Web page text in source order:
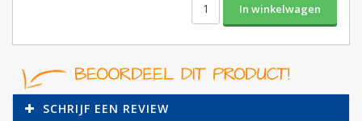
SCHRIJF EEN REVIEW